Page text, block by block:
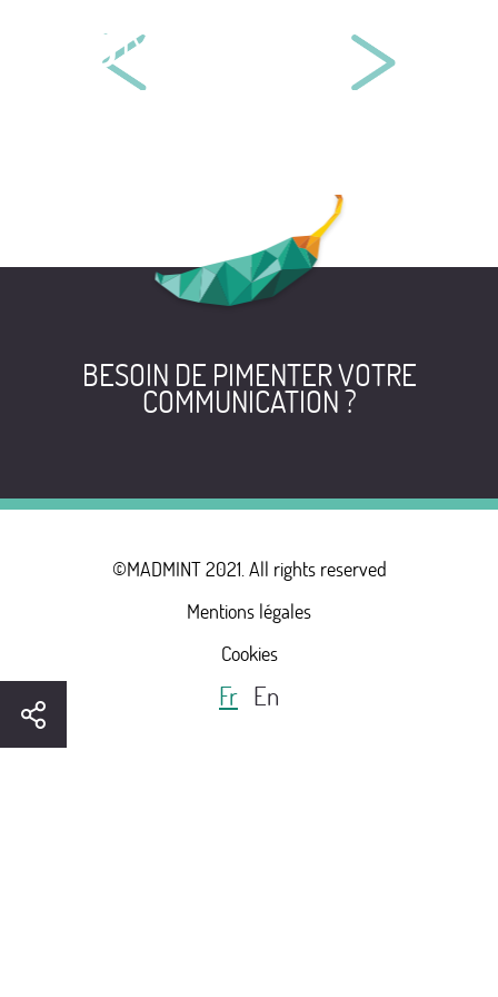
BESOIN DE PIMENTER VOTRE
COMMUNICATION ?
©MADMINT 2021. All rights reserved
Mentions légales
Cookies
Fr En